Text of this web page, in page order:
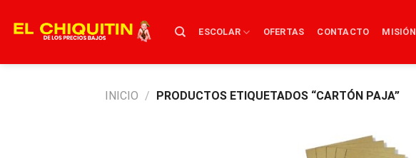
ESCOLAR OFERTAS CONTACTO MISIÓN
INICIO / PRODUCTOS ETIQUETADOS “CARTÓN PAJA”